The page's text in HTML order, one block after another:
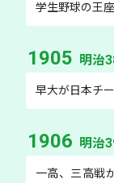
学生野球の王
1905 明治
早大が日本チ
1906 明治
一高、三高戦